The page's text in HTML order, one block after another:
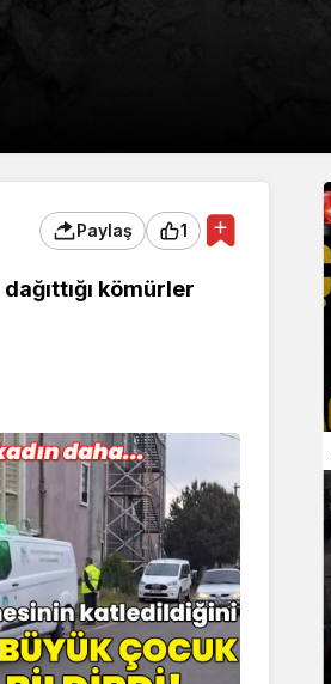
Paylaş 1
kömürler
Polis Evi’nde
Köşesi” Açıldı